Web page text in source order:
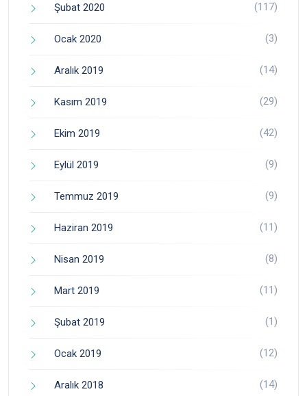
Şubat 2020 (117)
Ocak 2020 (3)
Aralık 2019 (14)
Kasım 2019 (29)
Ekim 2019 (42)
Eylül 2019 (9)
Temmuz 2019 (9)
Haziran 2019 (11)
Nisan 2019 (8)
Mart 2019 (11)
Şubat 2019 (1)
Ocak 2019 (12)
Aralık 2018 (14)